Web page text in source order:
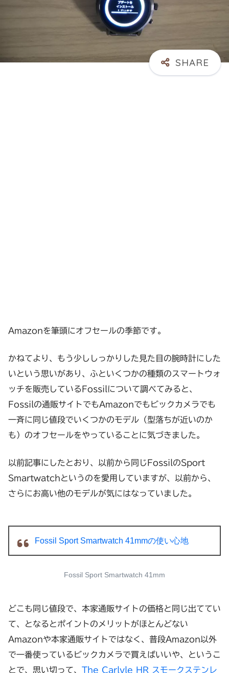
Amazonを筆頭にオフセールの季節です。
かねてより、もう少ししっかりした見た目の腕時計にした
いという思いがあり、ふといくつかの種類のスマートウォ
ッチを販売しているFossilについて調べてみると、
Fossilの通販サイトでもAmazonでもビックカメラでも
一斉に同じ値段でいくつかのモデル（型落ちが近いのか
も）のオフセールをやっていることに気づきました。
以前記事にしたとおり、以前から同じFossilのSport
Smartwatchというのを愛用していますが、以前から、
さらにお高い他のモデルが気にはなっていました。
Fossil Sport Smartwatch 41mmの使い心地
Fossil Sport Smartwatch 41mm
どこも同じ値段で、本家通販サイトの価格と同じ出ててい
て、となるとポイントのメリットがほとんどない
Amazonや本家通販サイトではなく、普段Amazon以外
で一番使っているビックカメラで買えばいいや、というこ
とで、思い切って、 The Carlyle HR スモークステンレ